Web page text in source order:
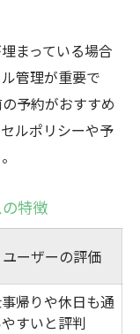
まっている場合
管理が重要で
予約がおすすめ
ルポリシーや予
特徴
ユーザーの評価
帰りや休日も通
すいと評判